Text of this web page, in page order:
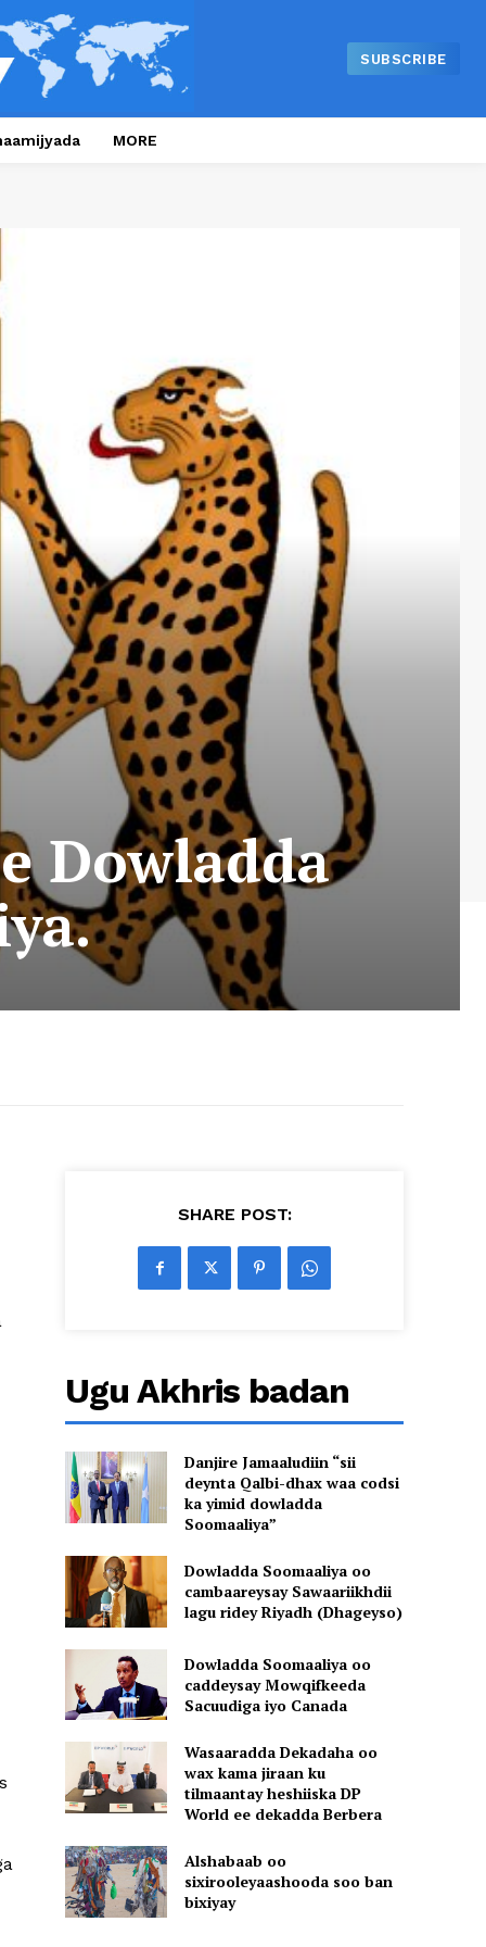
SUBSCRIBE
MORE
Dowladda
SHARE POST:
Ugu Akhris badan
Danjire Jamaaludiin “sii
deynta Qalbi-dhax waa codsi
ka yimid dowladda
Soomaaliya”
Dowladda Soomaaliya oo
cambaareysay Sawaariikhdii
lagu ridey Riyadh (Dhageyso)
Dowladda Soomaaliya oo
caddeysay Mowqifkeeda
Sacuudiga iyo Canada
Wasaaradda Dekadaha oo
wax kama jiraan ku
tilmaantay heshiiska DP
World ee dekadda Berbera
Alshabaab oo
sixirooleyaashooda soo ban
bixiyay